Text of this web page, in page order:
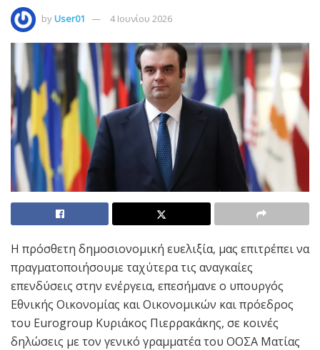
byUser01 4 Ιουνίου 2026
Η πρόσθετη δημοσιονομική ευελιξία, μας επιτρέπει να
πραγματοποιήσουμε ταχύτερα τις αναγκαίες
επενδύσεις στην ενέργεια, επεσήμανε ο υπουργός
Εθνικής Οικονομίας και Οικονομικών και πρόεδρος
του Eurogroup Κυριάκος Πιερρακάκης, σε κοινές
δηλώσεις με τον γενικό γραμματέα του ΟΟΣΑ Ματίας